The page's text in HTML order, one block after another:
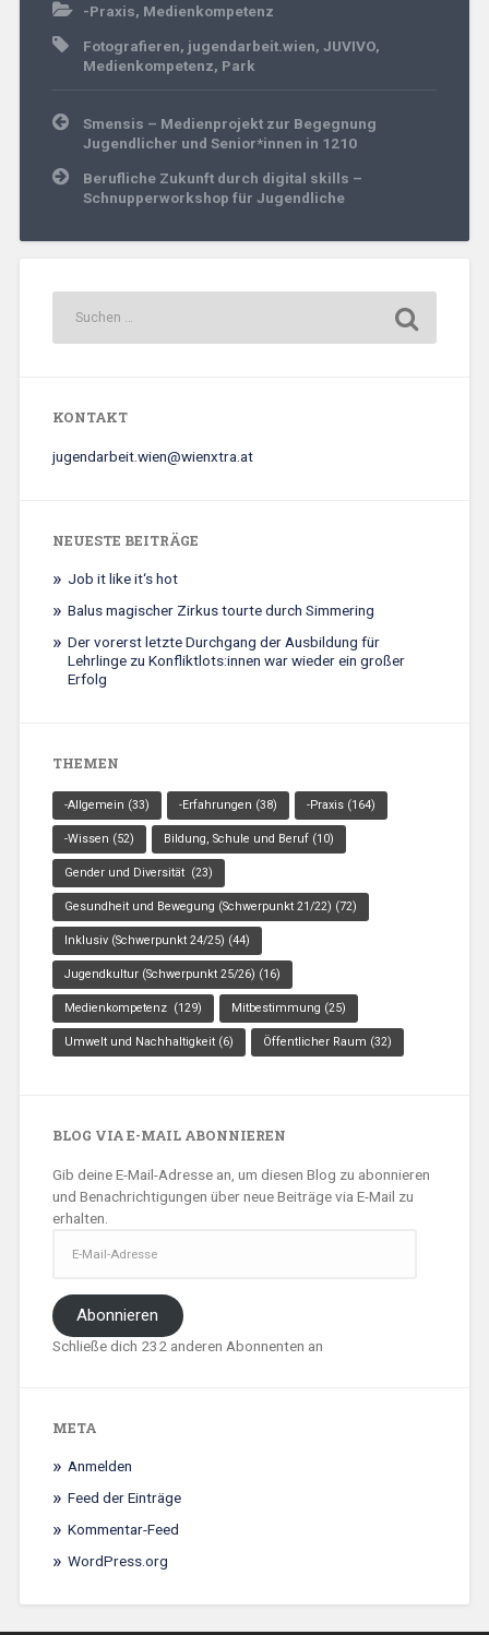
-Praxis, Medienkompetenz
Fotografieren, jugendarbeit.wien, JUVIVO,
Medienkompetenz, Park
Beitrags-
Navigation
Smensis – Medienprojekt zur Begegnung
Jugendlicher und Senior*innen in 1210
Berufliche Zukunft durch digital skills –
Schnupperworkshop für Jugendliche
KONTAKT
jugendarbeit.wien@wienxtra.at
NEUESTE BEITRÄGE
Job it like it‘s hot
Balus magischer Zirkus tourte durch Simmering
Der vorerst letzte Durchgang der Ausbildung für
Lehrlinge zu Konfliktlots:innen war wieder ein großer
Erfolg
THEMEN
-Allgemein (33) -Erfahrungen (38) -Praxis(164)
-Wissen (52) Bildung, Schule und Beruf(10)
Gender und Diversität (23)
Gesundheit und Bewegung (Schwerpunkt 21/22) (72)
Inklusiv (Schwerpunkt 24/25) (44)
Jugendkultur (Schwerpunkt 25/26) (16)
Medienkompetenz (129) Mitbestimmung (25)
Umwelt und Nachhaltigkeit(6) Öffentlicher Raum (32)
BLOG VIA E-MAIL ABONNIEREN
Gib deine E-Mail-Adresse an, um diesen Blog zu abonnieren
und Benachrichtigungen über neue Beiträge via E-Mail zu
erhalten.
Mail-
Adresse
Abonnieren
Schließe dich 232 anderen Abonnenten an
META
Anmelden
Feed der Einträge
Kommentar-Feed
WordPress.org